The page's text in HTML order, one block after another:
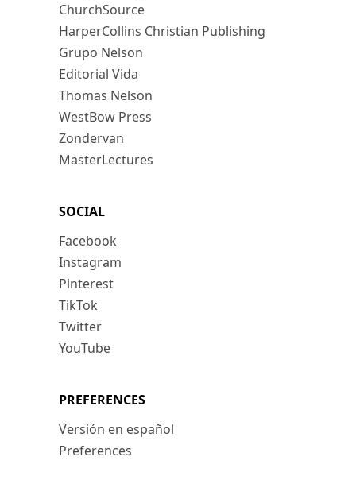
ChurchSource
HarperCollins Christian Publishing
Grupo Nelson
Editorial Vida
Thomas Nelson
WestBow Press
Zondervan
MasterLectures
SOCIAL
Facebook
Instagram
Pinterest
TikTok
Twitter
YouTube
PREFERENCES
Versión en español
Preferences